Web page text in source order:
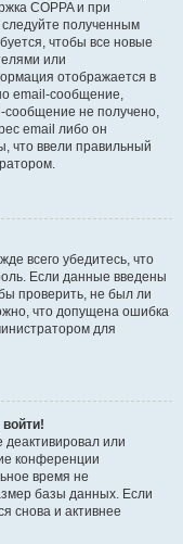
COPPA и при
следуйте полученным
чтобы все новые
или
отображается в
email-сообщение,
сообщение не получено,
email либо он
что ввели правильный
всего убедитесь, что
Если данные введены
проверить, не был ли
что допущена ошибка
для
деактивировал или
конференции
время не
базы данных. Если
снова и активнее